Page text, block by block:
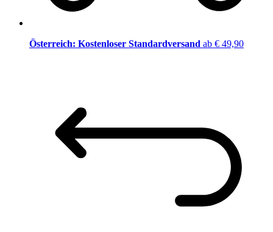
Österreich: Kostenloser Standardversand ab € 49,90